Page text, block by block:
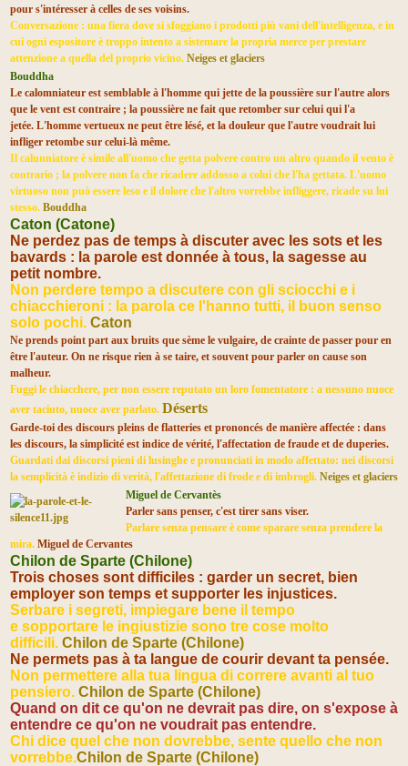
pour s'intéresser à celles de ses voisins.
Conversazione : una fiera dove si sfoggiano i prodotti più vani dell'intelligenza, e in
cui ogni espositore è troppo intento a sistemare la propria merce per prestare
attenzione a quella del proprio vicino. Neiges et glaciers
Bouddha
Le calomniateur est semblable à l'homme qui jette de la poussière sur l'autre alors
que le vent est contraire ; la poussière ne fait que retomber sur celui qui l'a
jetée. L'homme vertueux ne peut être lésé, et la douleur que l'autre voudrait lui
infliger retombe sur celui-là même.
Il calunniatore è simile all'uomo che getta polvere contro un altro quando il vento è
contrario ; la polvere non fa che ricadere addosso a colui che l'ha gettata. L'uomo
virtuoso non può essere leso e il dolore che l'altro vorrebbe infliggere, ricade su lui
stesso. Bouddha
Caton (Catone)
Ne perdez pas de temps à discuter avec les sots et les
bavards : la parole est donnée à tous, la sagesse au
petit nombre.
Non perdere tempo a discutere con gli sciocchi e i
chiacchieroni : la parola ce l'hanno tutti, il buon senso
solo pochi. Caton
Ne prends point part aux bruits que sème le vulgaire, de crainte de passer pour en
être l'auteur. On ne risque rien à se taire, et souvent pour parler on cause son
malheur.
Fuggi le chiacchere, per non essere reputato un loro fomentatore : a nessuno nuoce
aver taciuto, nuoce aver parlato. Déserts
Garde-toi des discours pleins de flatteries et prononcés de manière affectée : dans
les discours, la simplicité est indice de vérité, l'affectation de fraude et de duperies.
Guardati dai discorsi pieni di lusinghe e pronunciati in modo affettato: nei discorsi
la semplicità è indizio di verità, l'affettazione di frode e di imbrogli. Neiges et glaciers
Miguel de Cervantès
Parler sans penser, c'est tirer sans viser.
Parlare senza pensare è come sparare senza prendere la
mira. Miguel de Cervantes
Chilon de Sparte (Chilone)
Trois choses sont difficiles : garder un secret, bien
employer son temps et supporter les injustices.
Serbare i segreti, impiegare bene il tempo
e sopportare le ingiustizie sono tre cose molto
difficili. Chilon de Sparte (Chilone)
Ne permets pas à ta langue de courir devant ta pensée.
Non permettere alla tua lingua di correre avanti al tuo
pensiero. Chilon de Sparte (Chilone)
Quand on dit ce qu'on ne devrait pas dire, on s'expose à
entendre ce qu'on ne voudrait pas entendre.
Chi dice quel che non dovrebbe, sente quello che non
vorrebbe.Chilon de Sparte (Chilone)